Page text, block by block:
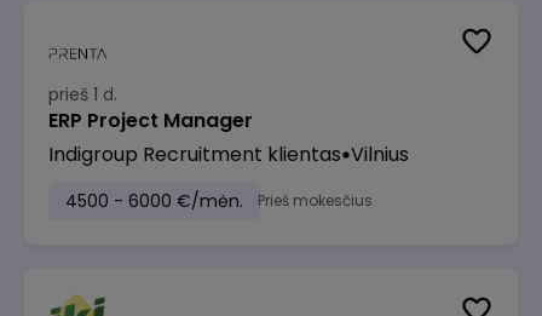
prieš 1 d.
ERP Project Manager
Indigroup Recruitment klientas Vilnius
4500 - 6000 €/mėn. Prieš mokesčius